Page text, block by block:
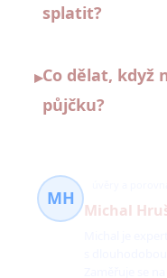
splatit?
▸Co dělat, když
půjčku?
MH
Michal